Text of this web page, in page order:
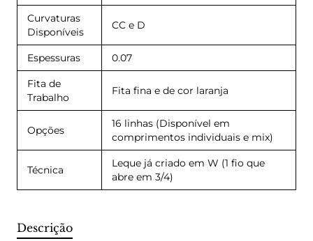
Curvaturas
Disponíveis
CC e D
Espessuras 0.07
Fita de
Trabalho
Fita fina e de cor laranja
Opções
16 linhas (Disponível em
comprimentos individuais e mix)
Técnica
Leque já criado em W (1 fio que
abre em 3/4)
Descrição